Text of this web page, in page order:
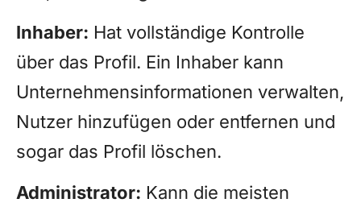
Inhaber: Hat vollständige Kontrolle
über das Profil. Ein Inhaber kann
Unternehmensinformationen verwalten,
Nutzer hinzufügen oder entfernen und
sogar das Profil löschen.
Administrator: Kann die meisten